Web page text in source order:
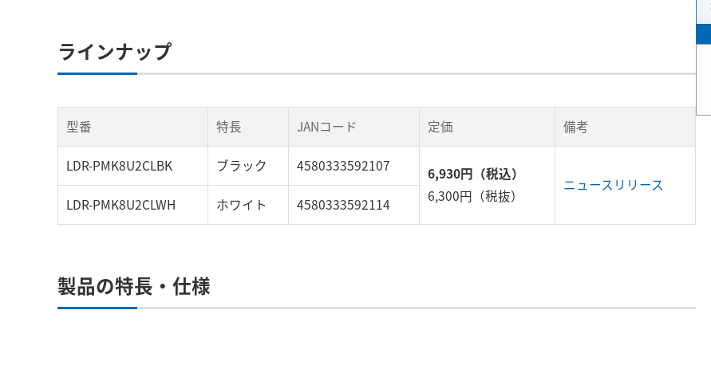
ラインナップ
型番 特長 JANコード 定価 備考
LDR-PMK8U2CLBK ブラック 4580333592107
6,930円（税込）
6,300円（税抜）
ニュースリリース
LDR-PMK8U2CLWH
ホワイト 4580333592114
製品の特長・仕様